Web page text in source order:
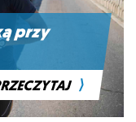
przy
⟩